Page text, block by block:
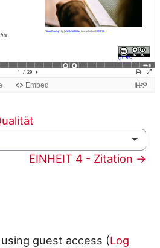
EINHEIT 4 - Zitation →
guest access (Log